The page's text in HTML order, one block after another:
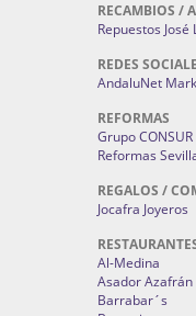
RECAMBIOS /
Repuestos José
REDES
AndaluNet
REFORMAS
Grupo CONSUR
Reformas
REGALOS /
Jocafra Joyeros
Al-Medina
Asador Azafrán
Barrabar´s